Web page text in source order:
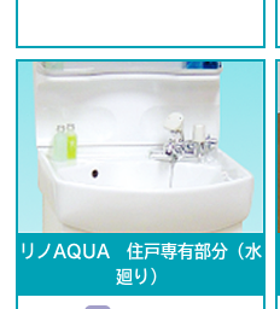
リノAQUA 住戸専有部分（水
廻り）